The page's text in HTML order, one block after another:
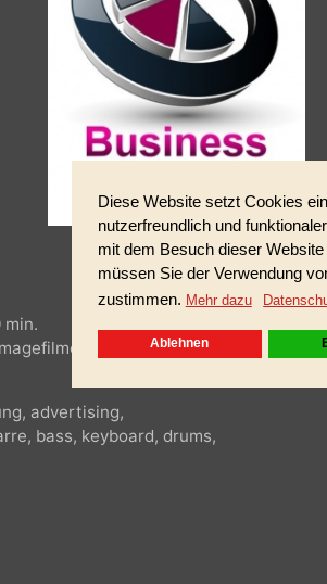
min.
Imagefilme.
advertising,
bass, keyboard, drums,